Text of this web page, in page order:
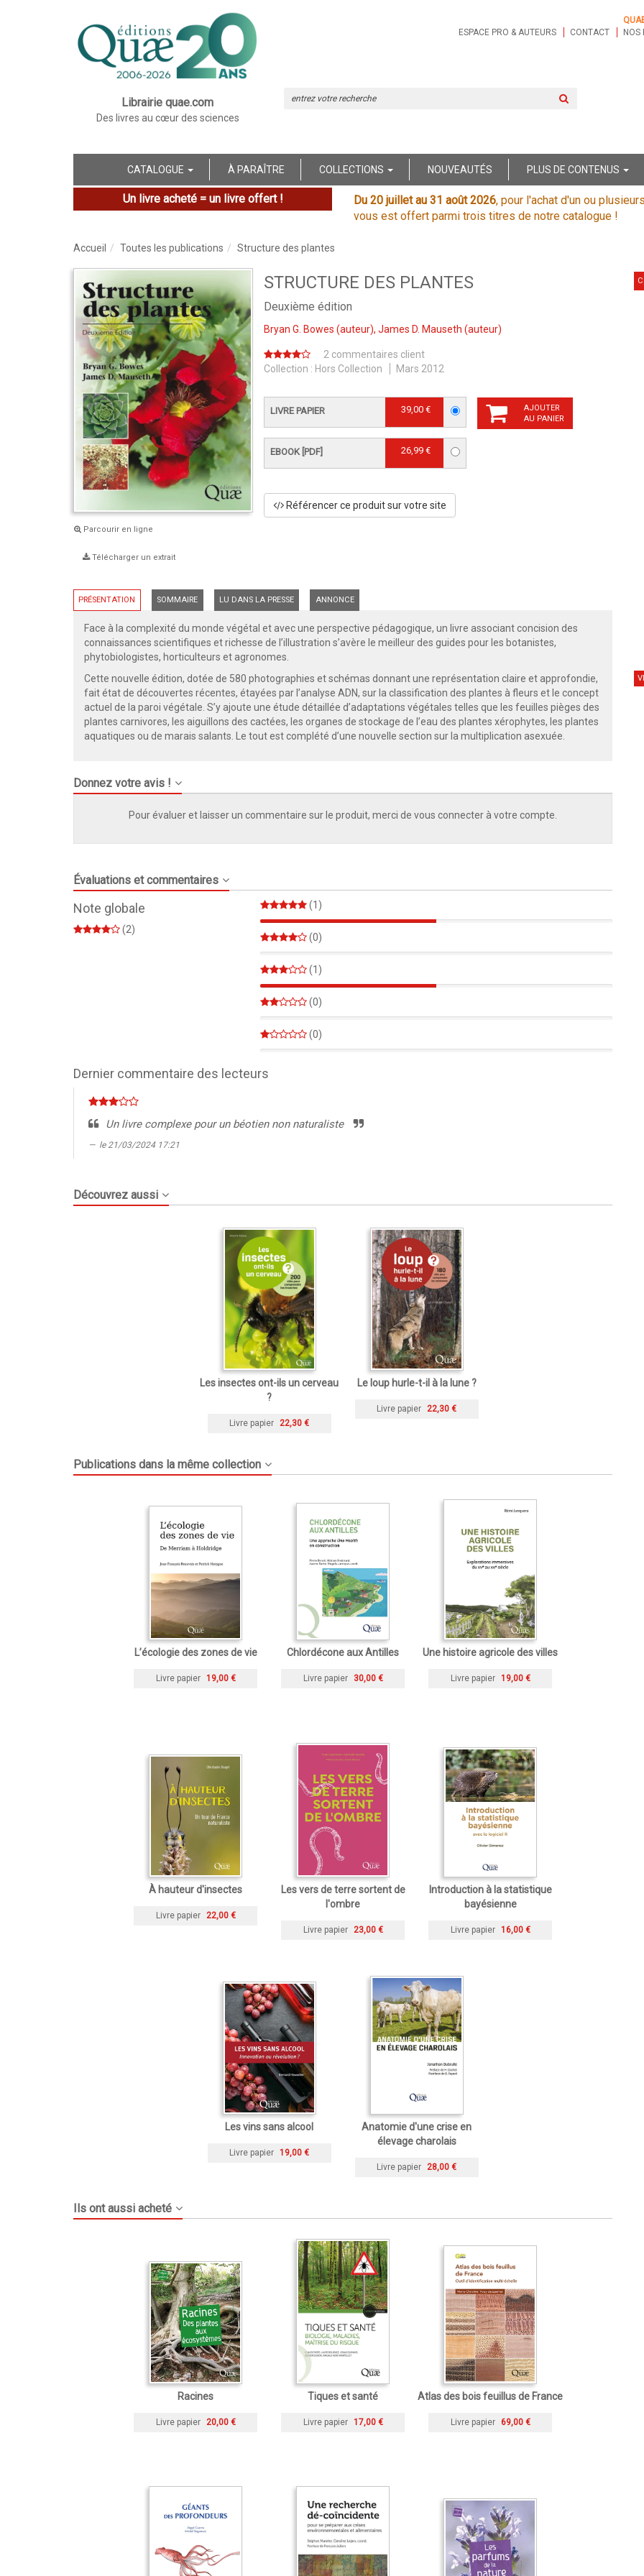
Librairie quae.com
Des livres au cœur des sciences
ESPACE PRO & AUTEURS CONTACT
NOS
CATALOGUE À PARAÎTRE COLLECTIONS NOUVEAUTÉS PLUS DE CONTENUS
Un livre acheté = un livre offert ! Du 20 juillet au 31 août 2026, pour l'achat d'un ou
vous est offert parmi trois titres de notre catalogue !
Accueil Toutes les publications Structure des plantes
Parcourir en ligne
Télécharger un extrait
STRUCTURE DES PLANTES
Deuxième édition
Bryan G. Bowes (auteur), James D. Mauseth (auteur)
2 commentaires client
Collection : Hors Collection Mars 2012
LIVRE PAPIER 39,00 €
EBOOK [PDF] 26,99 €
AJOUTER
AU PANIER
Référencer ce produit sur votre site
PRÉSENTATION SOMMAIRE LU DANS LA PRESSE ANNONCE
Face à la complexité du monde végétal et avec une perspective pédagogique, un livre associant concision des
connaissances scientifiques et richesse de l’illustration s’avère le meilleur des guides pour les botanistes,
phytobiologistes, horticulteurs et agronomes.
Cette nouvelle édition, dotée de 580 photographies et schémas donnant une représentation claire et approfondie,
fait état de découvertes récentes, étayées par l’analyse ADN, sur la classification des plantes à fleurs et le concept
actuel de la paroi végétale. S’y ajoute une étude détaillée d’adaptations végétales telles que les feuilles pièges des
plantes carnivores, les aiguillons des cactées, les organes de stockage de l’eau des plantes xérophytes, les plantes
aquatiques ou de marais salants. Le tout est complété d’une nouvelle section sur la multiplication asexuée.
Donnez votre avis !
Pour évaluer et laisser un commentaire sur le produit, merci de vous connecter à votre compte.
Évaluations et commentaires
Note globale
(2)
(1)
50%
(0)
(1)
50%
(0)
(0)
Dernier commentaire des lecteurs
Un livre complexe pour un béotien non naturaliste
le 21/03/2024 17:21
Découvrez aussi
Les insectes ont-ils un cerveau
?
Livre papier 22,30 €
Le loup hurle-t-il à la lune ?
Livre papier 22,30 €
Publications dans la même collection
L’écologie des zones de vie
Livre papier 19,00 €
Chlordécone aux Antilles
Livre papier 30,00 €
Une histoire agricole des villes
Livre papier 19,00 €
À hauteur d'insectes
Livre papier 22,00 €
Les vers de terre sortent de
l'ombre
Livre papier 23,00 €
Introduction à la statistique
bayésienne
Livre papier 16,00 €
Les vins sans alcool
Livre papier 19,00 €
Anatomie d'une crise en
élevage charolais
Livre papier 28,00 €
Ils ont aussi acheté
Racines
Livre papier 20,00 €
Tiques et santé
Livre papier 17,00 €
Atlas des bois feuillus de France
Livre papier 69,00 €